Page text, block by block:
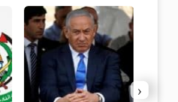
‹